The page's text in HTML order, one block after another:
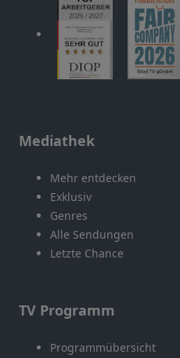
Mediathek
Mehr entdecken
Exklusiv
Genres
Alle Sendungen
Letzte Chance
TV Programm
Programmübersicht